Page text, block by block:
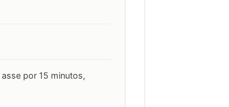
por 15 minutos,